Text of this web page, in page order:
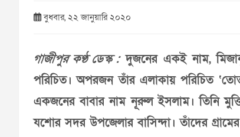
বুধবার, ২২ জানুয়ারি ২০২০
গাজীপুর কণ্ঠ ডেস্ক :দুজনের একই নাম,
পরিচিত। অপরজন তাঁর এলাকায় পরিচিত
একজনের বাবার নাম নূরুল ইসলাম। তিনি
যশোর সদর উপজেলার বাসিন্দা। তাঁদের